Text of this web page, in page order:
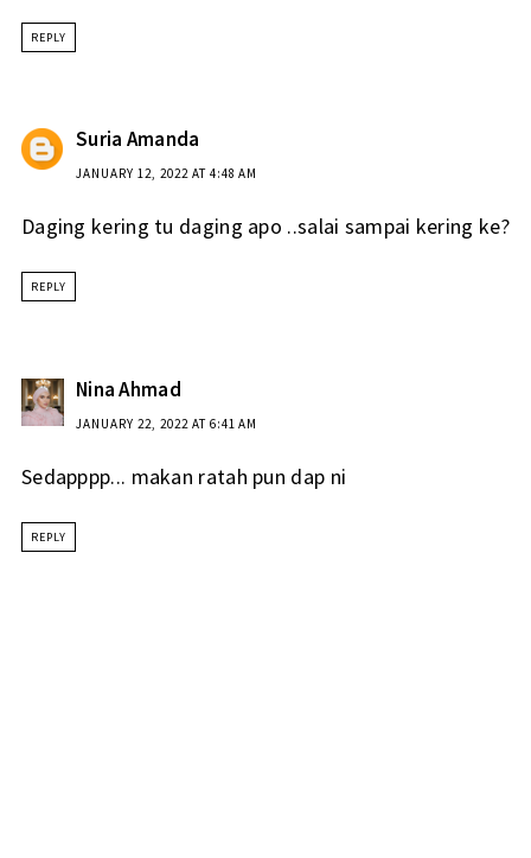
REPLY
Suria Amanda
JANUARY 12, 2022 AT 4:48 AM
Daging kering tu daging apo ..salai sampai kering ke?
REPLY
Nina Ahmad
JANUARY 22, 2022 AT 6:41 AM
Sedapppp... makan ratah pun dap ni
REPLY